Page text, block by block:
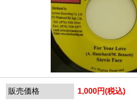
販売価格 1,000円(税込)